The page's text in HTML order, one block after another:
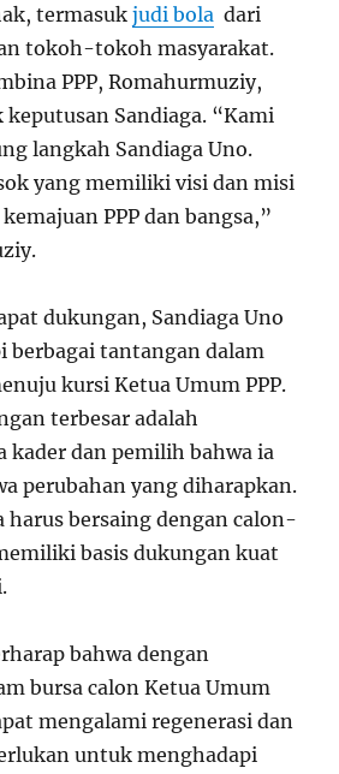
termasukjudi bola dari
tokoh-tokoh masyarakat.
PPP, Romahurmuziy,
Sandiaga. “Kami
langkah Sandiaga Uno.
yang memiliki visi dan misi
PPP dan bangsa,”
dukungan, Sandiaga Uno
berbagai tantangan dalam
kursi Ketua Umum PPP.
terbesar adalah
kader dan pemilih bahwa ia
perubahan yang diharapkan.
harus bersaing dengan calon-
basis dukungan kuat
bahwa dengan
bursa calon Ketua Umum
mengalami regenerasi dan
untuk menghadapi